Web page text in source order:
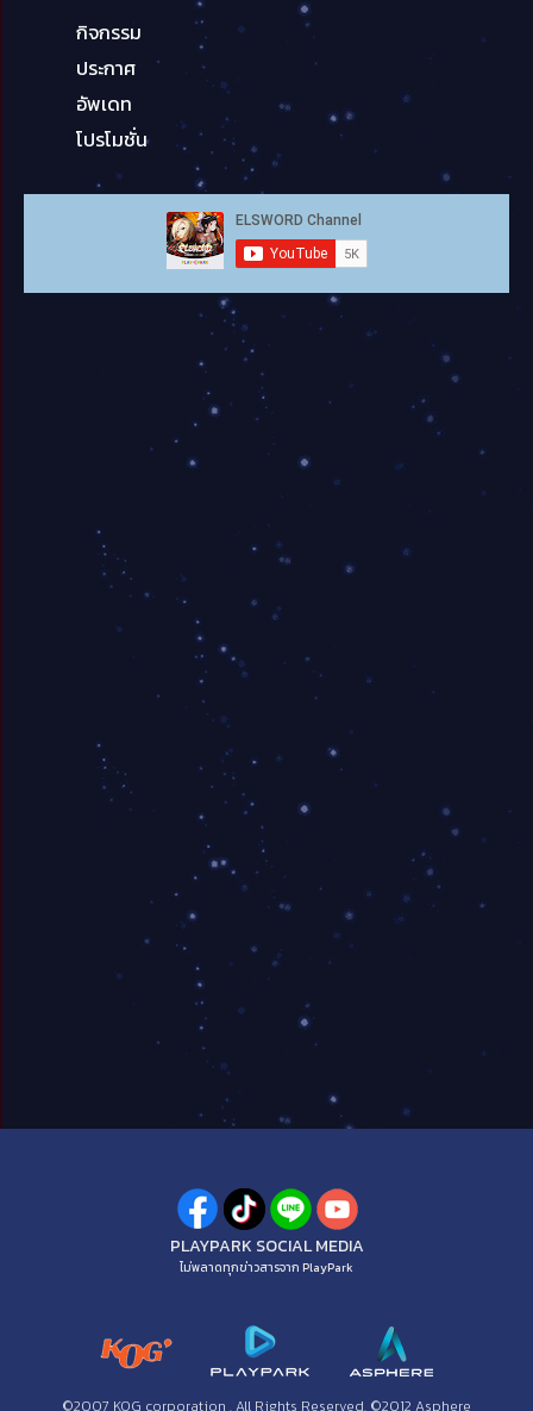
กิจกรรม
ประกาศ
อัพเดท
โปรโมชั่น
PLAYPARK SOCIAL MEDIA
ไม่พลาดทุกข่าวสารจาก PlayPark
©2007 KOG corporation . All Rights Reserved. ©2012 Asphere